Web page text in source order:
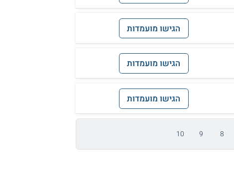
הגישו מועמדות
הגישו מועמדות
הגישו מועמדות
8
9
10